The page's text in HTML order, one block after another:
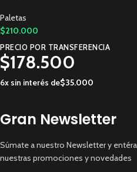
Paletas
$210.000
PRECIO POR TRANSFERENCIA
$178.500
6x sin interés de$35.000
Gran Newsletter
Súmate a nuestro Newsletter y
nuestras promociones y novedades